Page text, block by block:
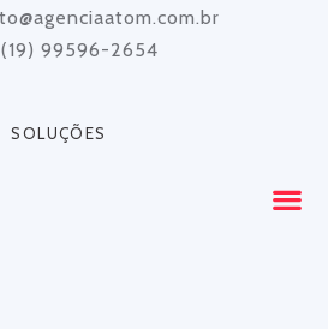
99596-2654
SOLUÇÕES